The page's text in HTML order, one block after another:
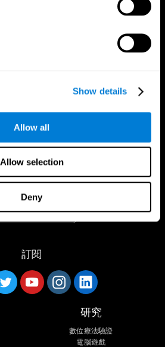
Show details
Allow all
Allow selection
Deny
CogniFit App
訂閱
研究
數位療法驗證
電腦遊戲